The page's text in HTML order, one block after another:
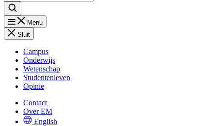
Menu
Sluit
Campus
Onderwijs
Wetenschap
Studentenleven
Opinie
Contact
Over EM
English